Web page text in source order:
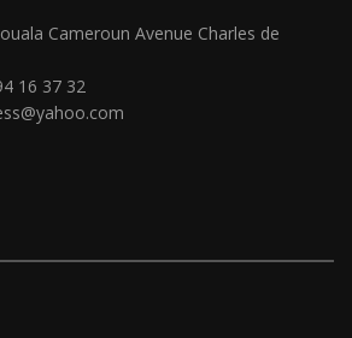
Cameroun Avenue Charles de
16 37 32